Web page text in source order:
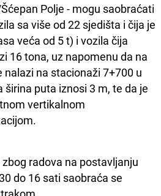
Polje - mogu saobraćati
sa više od 22 sjedišta i čija je
veća od 5 t) i vozila čija
16 tona, uz napomenu da na
na stacionaži 7+700 u
širina puta iznosi 3 m, te da je
vertikalnom
radova na postavljanju
do 16 sati saobraća se